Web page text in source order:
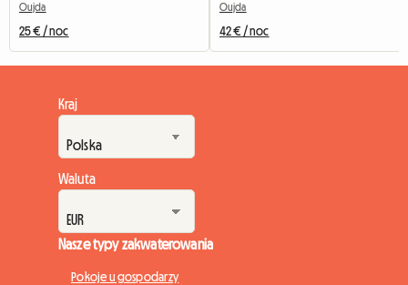
Oujda
25 € / noc
Oujda
42 € / noc
Kraj
Waluta
Nasze typy zakwaterowania
Pokoje u gospodarzy